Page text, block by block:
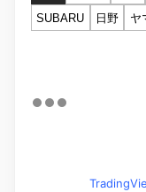
SUBARU
日野 ヤ